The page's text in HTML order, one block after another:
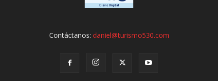
Contáctanos: daniel@turismo530.com